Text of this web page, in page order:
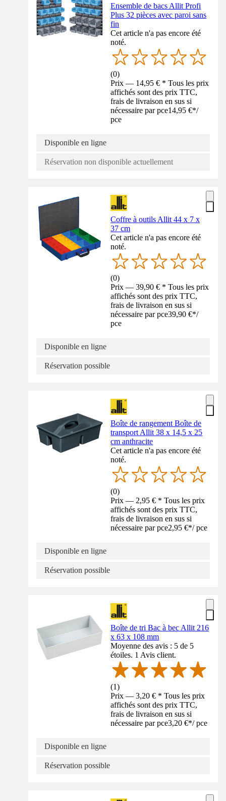
Ensemble de bacs Allit Profi
Plus 32 pièces avec paroi sans
fin
Cet article n'a pas encore été
noté.
(0)
Prix — 14,95 € * Tous les prix
affichés sont des prix TTC,
frais de livraison en sus si
nécessaire par pce14,95 €*/
pce
Disponible en ligne
Réservation non disponible actuellement
Coffre à outils Allit 44 x 7 x
37 cm
Cet article n'a pas encore été
noté.
(0)
Prix — 39,90 € * Tous les prix
affichés sont des prix TTC,
frais de livraison en sus si
nécessaire par pce39,90 €*/
pce
Disponible en ligne
Réservation possible
Boîte de rangement Boîte de
transport Allit 38 x 14,5 x 25
cm anthracite
Cet article n'a pas encore été
noté.
(0)
Prix — 2,95 € * Tous les prix
affichés sont des prix TTC,
frais de livraison en sus si
nécessaire par pce2,95 €*/ pce
Disponible en ligne
Réservation possible
Boîte de tri Bac à bec Allit 216
x 63 x 108 mm
Moyenne des avis : 5 de 5
étoiles. 1 Avis client.
(1)
Prix — 3,20 € * Tous les prix
affichés sont des prix TTC,
frais de livraison en sus si
nécessaire par pce3,20 €*/ pce
Disponible en ligne
Réservation possible